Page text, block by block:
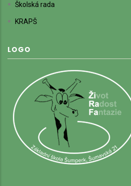
Školská rada
KRAPŠ
LOGO